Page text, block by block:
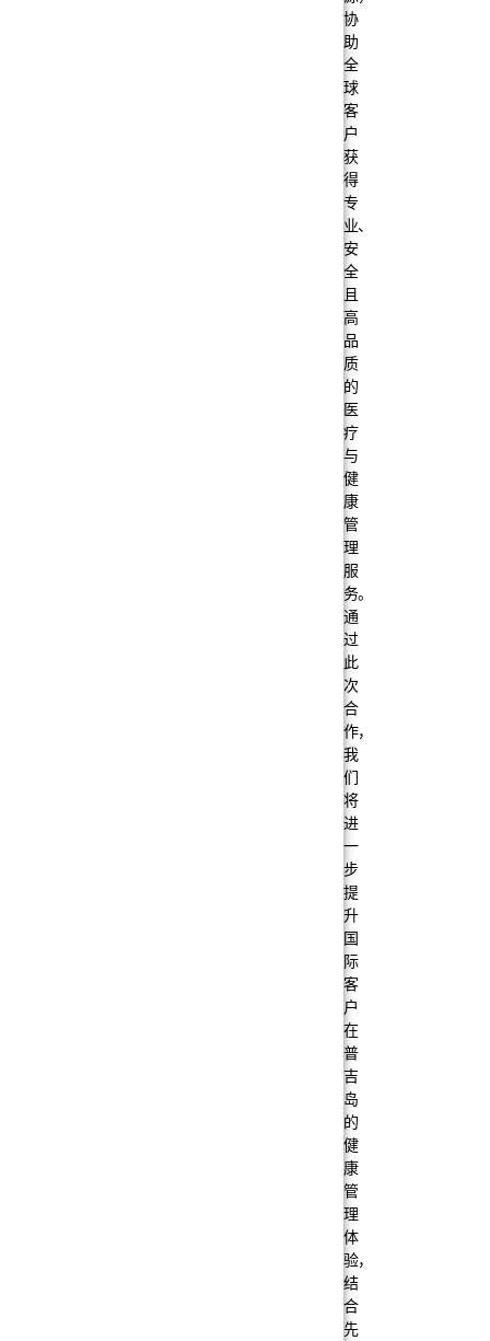
协
助
全
球
客
户
获
得
专
业、
安
全
且
高
品
质
的
医
疗
与
健
康
管
理
服
务。
通
过
此
次
合
作，
我
们
将
进
一
步
提
升
国
际
客
户
在
普
吉
岛
的
健
康
管
理
体
验，
结
合
先